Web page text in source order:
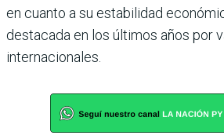
en cuanto a su estabilidad
destacada en los últimos años por
inter­nacionales.